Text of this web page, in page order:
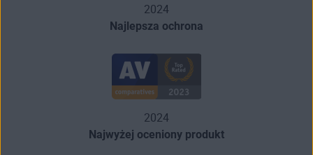
2024
Najlepsza ochrona
2024
Najwyżej oceniony produkt